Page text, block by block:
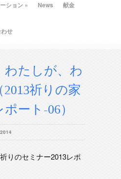
ション » News 献金
せ
わたしが、わ
祈りの家
ート-06）
りのセミナー2013レポ